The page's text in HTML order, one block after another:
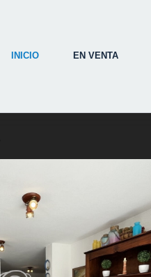
INICIO EN VENTA